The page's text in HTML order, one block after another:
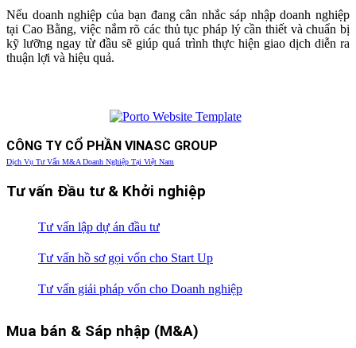
Nếu doanh nghiệp của bạn đang cân nhắc sáp nhập doanh nghiệp
tại Cao Bằng, việc nắm rõ các thủ tục pháp lý cần thiết và chuẩn bị
kỹ lưỡng ngay từ đầu sẽ giúp quá trình thực hiện giao dịch diễn ra
thuận lợi và hiệu quả.
CÔNG TY CỔ PHẦN VINASC GROUP
Dịch Vụ Tư Vấn M&A Doanh Nghiệp Tại Việt Nam
Tư vấn Đầu tư & Khởi nghiệp
Tư vấn lập dự án đầu tư
Tư vấn hồ sơ gọi vốn cho Start Up
Tư vấn giải pháp vốn cho Doanh nghiệp
Mua bán & Sáp nhập (M&A)